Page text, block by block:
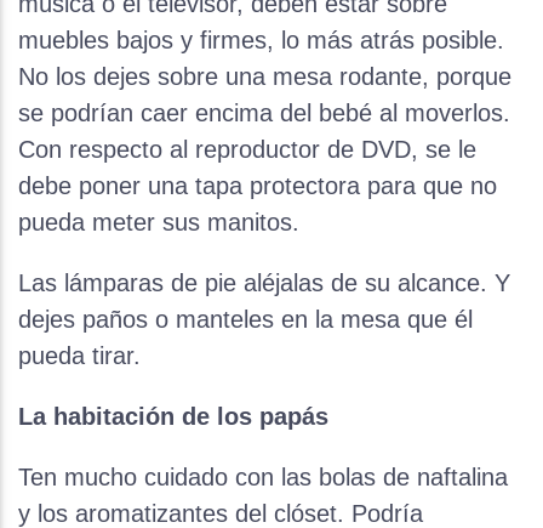
muebles bajos y firmes, lo más atrás posible.
No los dejes sobre una mesa rodante, porque
se podrían caer encima del bebé al moverlos.
Con respecto al reproductor de DVD, se le
debe poner una tapa protectora para que no
pueda meter sus manitos.
Las lámparas de pie aléjalas de su alcance. Y
dejes paños o manteles en la mesa que él
pueda tirar.
La habitación de los papás
Ten mucho cuidado con las bolas de naftalina
y los aromatizantes del clóset. Podría